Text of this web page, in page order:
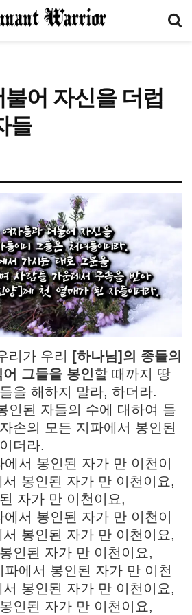
어 자신을 더럽
들
리가 우리
[하나님]의 종들의
그들을 봉인할 때까지 땅
을 해하지 말라, 하더라.
인된 자들의 수에 대하여 들
손의 모든 지파에서 봉인된
더라.
서 봉인된 자가 만 이천이
봉인된 자가 만 이천이요,
자가 만 이천이요,
서 봉인된 자가 만 이천이
봉인된 자가 만 이천이요,
인된 자가 만 이천이요,
에서 봉인된 자가 만 이천
봉인된 자가 만 이천이요,
인된 자가 만 이천이요,